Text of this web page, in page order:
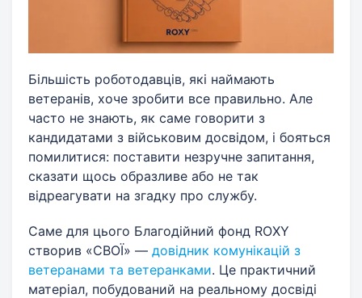
Більшість роботодавців, які наймають
ветеранів, хоче зробити все правильно. Але
часто не знають, як саме говорити з
кандидатами з військовим досвідом, і бояться
помилитися: поставити незручне запитання,
сказати щось образливе або не так
відреагувати на згадку про службу.
Саме для цього Благодійний фонд ROXY
створив «СВОЇ» — довідник комунікацій з
ветеранами та ветеранками. Це практичний
матеріал, побудований на реальному досвіді